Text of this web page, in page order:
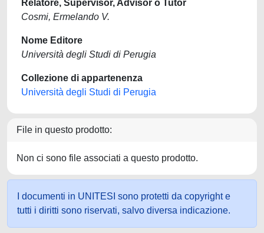
Relatore, Supervisor, Advisor o Tutor
Cosmi, Ermelando V.
Nome Editore
Università degli Studi di Perugia
Collezione di appartenenza
Università degli Studi di Perugia
File in questo prodotto:
Non ci sono file associati a questo prodotto.
I documenti in UNITESI sono protetti da copyright e
tutti i diritti sono riservati, salvo diversa indicazione.